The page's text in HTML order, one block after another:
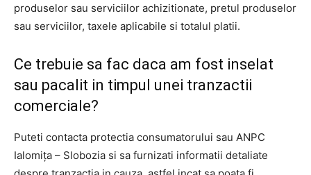
produselor sau serviciilor achizitionate, pretul produselor
sau serviciilor, taxele aplicabile si totalul platii.
Ce trebuie sa fac daca am fost inselat
sau pacalit in timpul unei tranzactii
comerciale?
Puteti contacta protectia consumatorului sau ANPC
Ialomița – Slobozia si sa furnizati informatii detaliate